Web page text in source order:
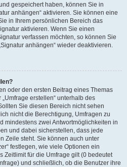
gespeichert haben, können Sie in
anhängen“ aktivieren. Sie können eine
in Ihrem persönlichen Bereich das
aktivieren. Wenn Sie einen
verfassen möchten, so können Sie
anhängen“ wieder deaktivieren.
oder den ersten Beitrag eines Themas
erstellen“ unterhalb des
Sie diesen Bereich nicht sehen
nicht die Berechtigung, Umfragen zu
mindestens zwei Antwortmöglichkeiten in
und dabei sicherstellen, dass jede
Zeile steht. Sie können auch unter
festlegen, wie viele Optionen ein
Zeitlimit für die Umfrage gilt (0 bedeutet
und schließlich, ob die Benutzer ihre